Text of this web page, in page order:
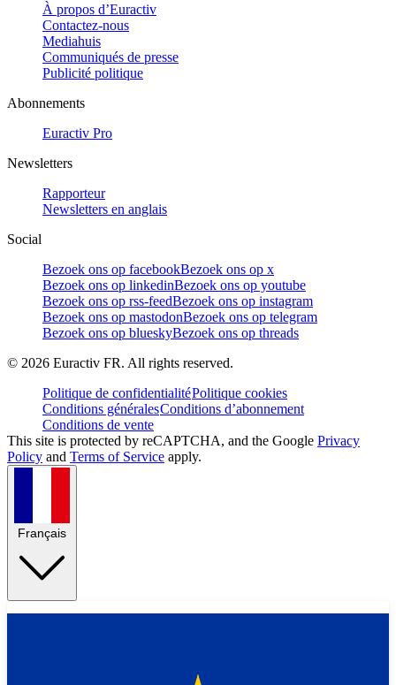
À propos d’Euractiv
Contactez-nous
Mediahuis
Communiqués de presse
Publicité politique
Abonnements
Euractiv Pro
Newsletters
Rapporteur
Newsletters en anglais
Social
Bezoek ons op facebookBezoek ons op x
Bezoek ons op linkedinBezoek ons op youtube
Bezoek ons op rss-feedBezoek ons op instagram
Bezoek ons op mastodonBezoek ons op telegram
Bezoek ons op blueskyBezoek ons op threads
© 2026 Euractiv FR. All rights reserved.
Politique de confidentialitéPolitique cookies
Conditions généralesConditions d’abonnement
Conditions de vente
This site is protected by reCAPTCHA, and the Google Privacy
Policy and Terms of Service apply.
Français